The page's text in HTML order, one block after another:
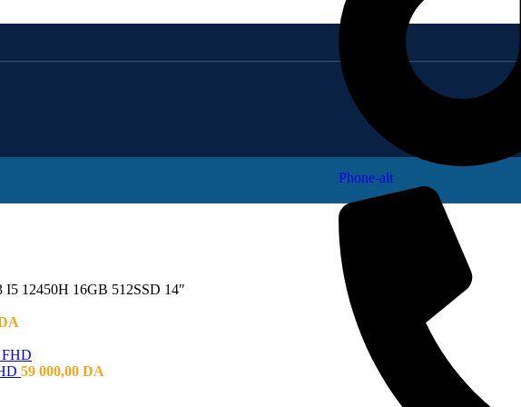
Phone-alt
12450H 16GB 512SSD 14″
59 000,00 DA